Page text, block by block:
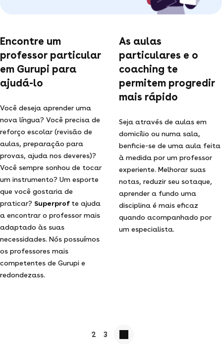
Encontre um
professor particular
em Gurupi para
ajudá-lo
Você deseja aprender uma
nova língua? Você precisa de
reforço escolar (revisão de
aulas, preparação para
provas, ajuda nos deveres)?
Você sempre sonhou de tocar
um instrumento? Um esporte
que você gostaria de
praticar? Superprof te ajuda
a encontrar o professor mais
adaptado às suas
necessidades. Nós possuímos
os professores mais
competentes de Gurupi e
redondezass.
As aulas
particulares e o
coaching te
permitem progredir
mais rápido
Seja através de aulas em
domicílio ou numa sala,
benficie-se de uma aula feita
à medida por um professor
experiente. Melhorar suas
notas, reduzir seu sotaque,
aprender a fundo uma
disciplina é mais eficaz
quando acompanhado por
um especialista.
2 3